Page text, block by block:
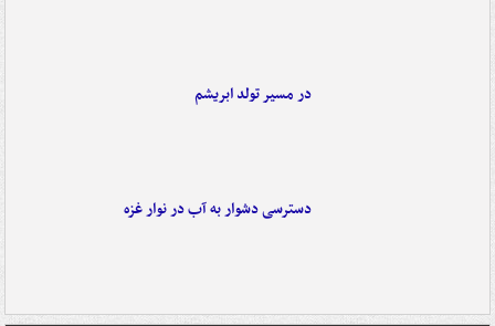
در مسیر تولد ابریشم
دسترسی دشوار به آب در نوار غزه